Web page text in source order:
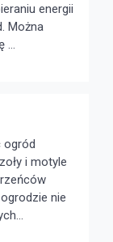
energii
Można
…
ogród
i motyle
nie